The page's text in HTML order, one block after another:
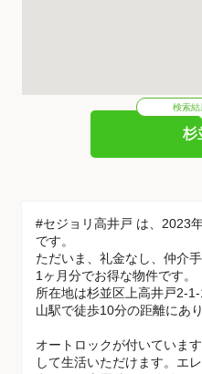
検索結
杉
#セジョリ高井戸 は、2023
です。
ただいま、礼金なし、仲介
1ヶ月分でお得な物件です。
所在地は杉並区上高井戸2-
山駅で徒歩10分の距離にあ
オートロックが付いていま
して生活いただけます。エ